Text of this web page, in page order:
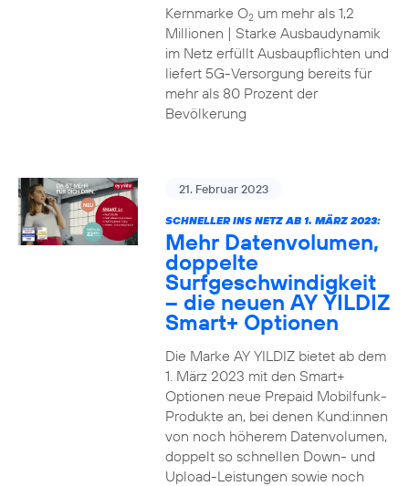
Kernmarke O2um mehr als 1,2
Millionen | Starke Ausbaudynamik
im Netz erfüllt Ausbaupflichten und
liefert 5G-Versorgung bereits für
mehr als 80 Prozent der
Bevölkerung
21. Februar 2023
SCHNELLER INS NETZ AB 1. MÄRZ 2023:
Mehr Datenvolumen,
doppelte
Surfgeschwindigkeit
– die neuen AY YILDIZ
Smart+ Optionen
Die Marke AY YILDIZ bietet ab dem
1. März 2023 mit den Smart+
Optionen neue Prepaid Mobilfunk-
Produkte an, bei denen Kund:innen
von noch höherem Datenvolumen,
doppelt so schnellen Down- und
Upload-Leistungen sowie noch